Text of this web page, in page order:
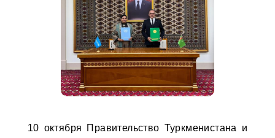
10 октября Правительство Туркменистана и